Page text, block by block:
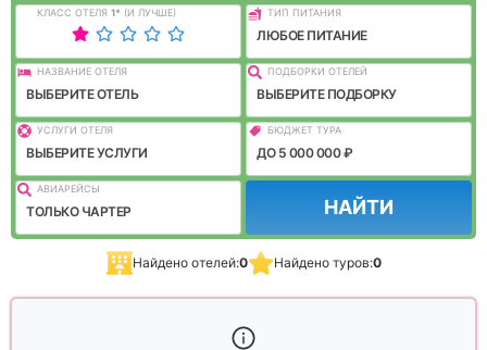
КЛАСС ОТЕЛЯ 1* (И ЛУЧШЕ) ТИП ПИТАНИЯ
ЛЮБОЕ ПИТАНИЕ
НАЗВАНИЕ ОТЕЛЯ
ВЫБЕРИТЕ ОТЕЛЬ
ПОДБОРКИ ОТЕЛЕЙ
ВЫБЕРИТЕ ПОДБОРКУ
УСЛУГИ ОТЕЛЯ
ВЫБЕРИТЕ УСЛУГИ
БЮДЖЕТ ТУРА
ДО 5 000 000 ₽
АВИАРЕЙСЫ
ТОЛЬКО ЧАРТЕР НАЙТИ
Найдено отелей:0 Найдено туров:0